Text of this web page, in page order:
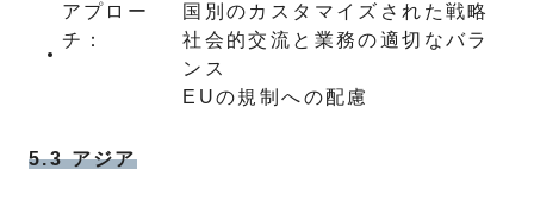
アプロー
チ：
国別のカスタマイズされた戦略
社会的交流と業務の適切なバラ
ンス
EUの規制への配慮
5.3 アジア